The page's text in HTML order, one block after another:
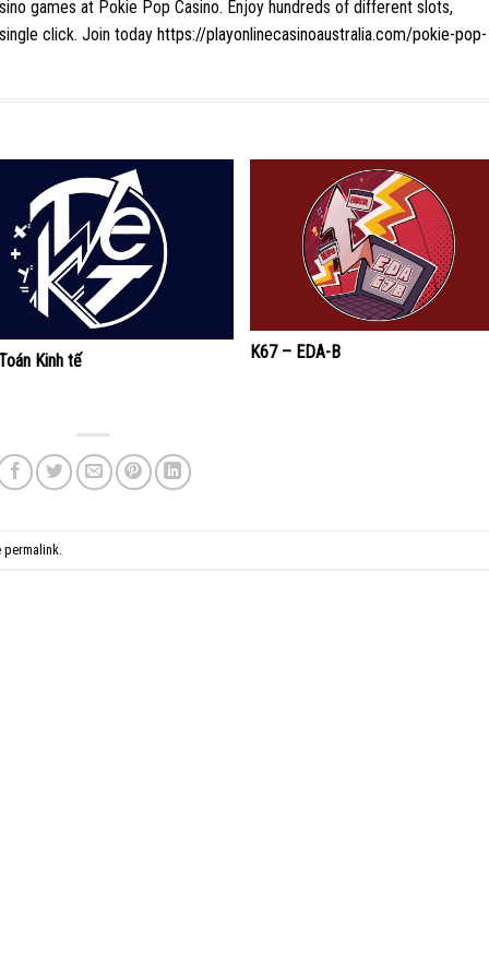
games at Pokie Pop Casino. Enjoy hundreds of different slots,
click. Join today https://playonlinecasinoaustralia.com/pokie-pop-
Kinh tế K67 – EDA-B
permalink